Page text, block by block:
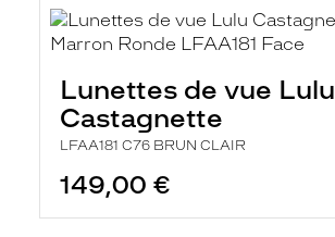
Lunettes de vue Lulu
Castagnette
LFAA181 C76 BRUN CLAIR
149,00 €